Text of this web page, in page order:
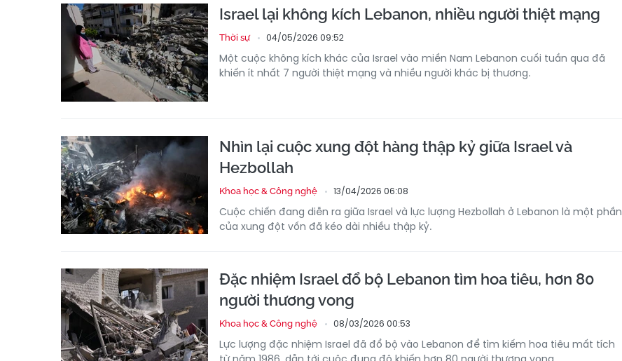
Israel lại không kích Lebanon, nhiều người thiệt mạng
Thời sự 04/05/2026 09:52
Một cuộc không kích khác của Israel vào miền Nam Lebanon cuối tuần qua đã
khiến ít nhất 7 người thiệt mạng và nhiều người khác bị thương.
Nhìn lại cuộc xung đột hàng thập kỷ giữa Israel và
Hezbollah
Khoa học & Công nghệ 13/04/2026 06:08
Cuộc chiến đang diễn ra giữa Israel và lực lượng Hezbollah ở Lebanon là một phần
của xung đột vốn đã kéo dài nhiều thập kỷ.
Đặc nhiệm Israel đổ bộ Lebanon tìm hoa tiêu, hơn 80
người thương vong
Khoa học & Công nghệ 08/03/2026 00:53
Lực lượng đặc nhiệm Israel đã đổ bộ vào Lebanon để tìm kiếm hoa tiêu mất tích